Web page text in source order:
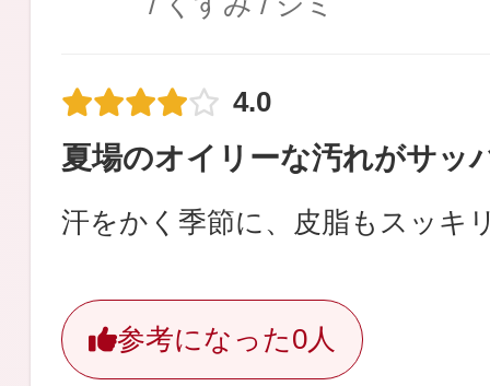
4.0
夏場のオイリーな汚れがサッ
汗をかく季節に、皮脂もスッキ
参考になった0人